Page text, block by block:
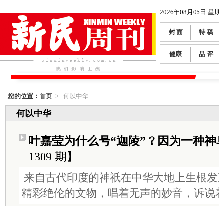
2026年08月06日 星
封 面 特 稿
健康 品 评
您的位置： 首页 > 何以中华
何以中华
叶嘉莹为什么号“迦陵”？因为一种神
1309 期】
来自古代印度的神祇在中华大地上生根
精彩绝伦的文物，唱着无声的妙音，诉